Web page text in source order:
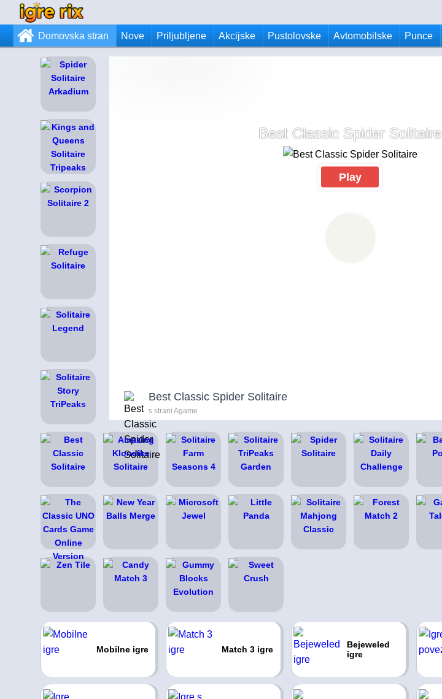
Domovska stran Nove Priljubljene Akcijske Pustolovske Avtomobilske Punce
Best Classic Spider Solitaire
Play
Best Classic Spider Solitaire
s strani Agame
Mobilne igre Match 3 igre
Bejeweled
igre